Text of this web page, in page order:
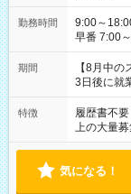
勤務時間
9:00～18:00（休憩60分）
早番 7:00～
と休みを
「できれ
ね。 ※Wワーク希望の方へ 今ご覧のお仕事で希望する勤務時間
と、もう1
合は応募
期間
【8月中
3日後に就
特徴 履歴書不要
上の大量
気になる！